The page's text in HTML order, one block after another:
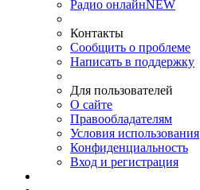
Радио онлайнNEW
Контакты
Сообщить о проблеме
Написать в поддержку
Для пользователей
О сайте
Правообладателям
Условия использования
Конфиденциальность
Вход и регистрация